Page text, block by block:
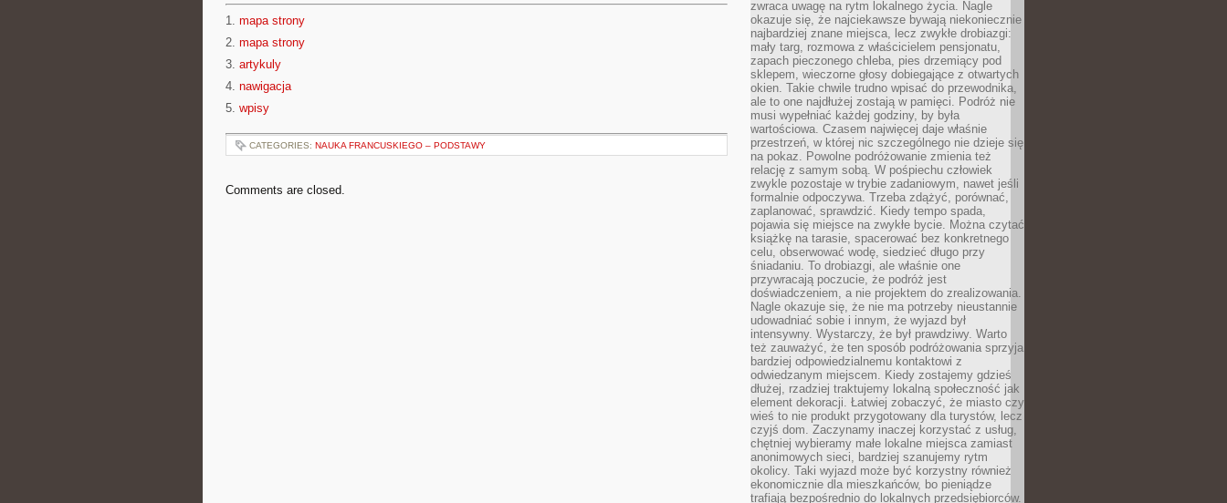
1. mapa strony
2. mapa strony
3. artykuly
4. nawigacja
5. wpisy
CATEGORIES: NAUKA FRANCUSKIEGO – PODSTAWY
Comments are closed.
zwraca uwagę na rytm lokalnego życia. Nagle
okazuje się, że najciekawsze bywają niekoniecznie
najbardziej znane miejsca, lecz zwykłe drobiazgi:
mały targ, rozmowa z właścicielem pensjonatu,
zapach pieczonego chleba, pies drzemiący pod
sklepem, wieczorne głosy dobiegające z otwartych
okien. Takie chwile trudno wpisać do przewodnika,
ale to one najdłużej zostają w pamięci. Podróż nie
musi wypełniać każdej godziny, by była
wartościowa. Czasem najwięcej daje właśnie
przestrzeń, w której nic szczególnego nie dzieje się
na pokaz. Powolne podróżowanie zmienia też
relację z samym sobą. W pośpiechu człowiek
zwykle pozostaje w trybie zadaniowym, nawet jeśli
formalnie odpoczywa. Trzeba zdążyć, porównać,
zaplanować, sprawdzić. Kiedy tempo spada,
pojawia się miejsce na zwykłe bycie. Można czytać
książkę na tarasie, spacerować bez konkretnego
celu, obserwować wodę, siedzieć długo przy
śniadaniu. To drobiazgi, ale właśnie one
przywracają poczucie, że podróż jest
doświadczeniem, a nie projektem do zrealizowania.
Nagle okazuje się, że nie ma potrzeby nieustannie
udowadniać sobie i innym, że wyjazd był
intensywny. Wystarczy, że był prawdziwy. Warto
też zauważyć, że ten sposób podróżowania sprzyja
bardziej odpowiedzialnemu kontaktowi z
odwiedzanym miejscem. Kiedy zostajemy gdzieś
dłużej, rzadziej traktujemy lokalną społeczność jak
element dekoracji. Łatwiej zobaczyć, że miasto czy
wieś to nie produkt przygotowany dla turystów, lecz
czyjś dom. Zaczynamy inaczej korzystać z usług,
chętniej wybieramy małe lokalne miejsca zamiast
anonimowych sieci, bardziej szanujemy rytm
okolicy. Taki wyjazd może być korzystny również
ekonomicznie dla mieszkańców, bo pieniądze
trafiają bezpośrednio do lokalnych przedsiębiorców.